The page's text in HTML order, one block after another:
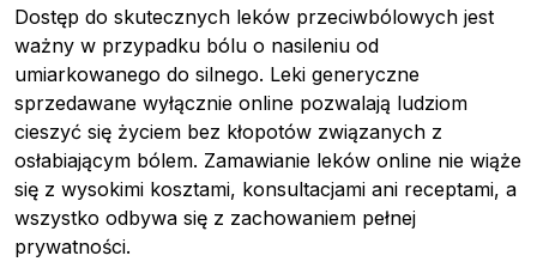
Dostęp do skutecznych leków przeciwbólowych jest
ważny w przypadku bólu o nasileniu od
umiarkowanego do silnego. Leki generyczne
sprzedawane wyłącznie online pozwalają ludziom
cieszyć się życiem bez kłopotów związanych z
osłabiającym bólem. Zamawianie leków online nie wiąże
się z wysokimi kosztami, konsultacjami ani receptami, a
wszystko odbywa się z zachowaniem pełnej
prywatności.